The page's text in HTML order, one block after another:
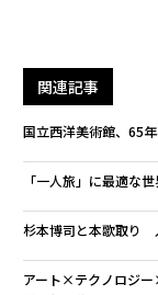
関連記事
国立西洋美術館、65
「一人旅」に最適な
杉本博司と本歌取り
アート×テクノロジ